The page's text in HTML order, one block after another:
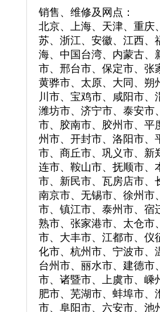
销售、维修及网点：
北京、上海、天津、重庆
苏、浙江、安徽、江西、
海、中国台湾、内蒙古、
市、邢台市、保定市、张
黄骅市、太原、大同、朔
川市、宝鸡市、咸阳市
潍坊市、济宁市、泰安市
市、胶南市、胶州市、平
州市、开封市、洛阳市、
市、商丘市、巩义市、新
连市、鞍山市、抚顺市、
市、新民市、瓦房店市、
南京市、无锡市、徐州市
市、镇江市、泰州市、宿
熟市、张家港市、太仓市
市、大丰市、江都市、仪
化市、杭州市、宁波市、
台州市、丽水市、建德市
市、诸暨市、上虞市、嵊
肥市、芜湖市、蚌埠市、
市、阜阳市、六安市、池